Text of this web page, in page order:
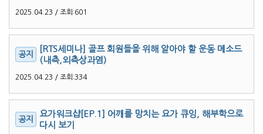
2025.04.23 / 조회:601
[RTS세미나] 골프 회원들을 위해 알아야 할 운동 메소드
(내측,외측상과염)
2025.04.23 / 조회:334
요가워크샵[EP.1] 어깨를 망치는 요가 큐잉, 해부학으로
다시 보기